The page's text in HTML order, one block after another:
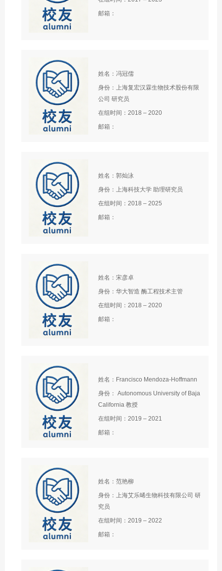
邮箱：
姓名：冯冠儒
身份：上海复宏汉霖生物技术股份有限
公司 研究员
在组时间：2018 – 2020
邮箱：
姓名：郭灿泳
身份：上海科技大学 助理研究员
在组时间：2018 – 2025
邮箱：
姓名：宋彦卓
身份：华大智造 酶工程技术主管
在组时间：2018 – 2020
邮箱：
姓名：Francisco Mendoza‑Hoffmann
身份： Autonomous University of Baja
California 教授
在组时间：2019 – 2021
邮箱：
姓名：范艳柳
身份：上海艾乐晞生物科技有限公司 研
究员
在组时间：2019 – 2022
邮箱：